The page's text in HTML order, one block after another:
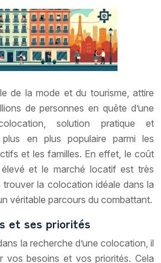
de la mode et du tourisme, attire
de personnes en quête d’une
solution pratique et
en plus populaire parmi les
et les familles. En effet, le coût
et le marché locatif est très
trouver la colocation idéale dans la
véritable parcours du combattant.
et ses priorités
la recherche d’une colocation, il
vos besoins et vos priorités. Cela